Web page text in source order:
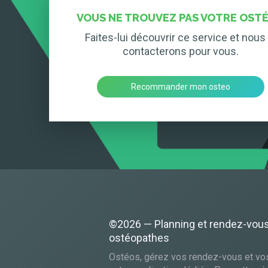
VOUS NE TROUVEZ PAS VOTRE
Faites-lui découvrir ce service et nous
contacterons pour vous.
Recommander mon osteo
©2026 — Planning et rendez-
ostéopathes
Ostéos, gérez vos rendez-vous et